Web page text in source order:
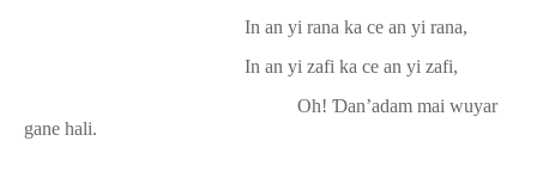
In an yi rana ka ce an yi rana,
In an yi zafi ka ce an yi zafi,
Oh! Ɗan’adam mai wuyar
gane hali.